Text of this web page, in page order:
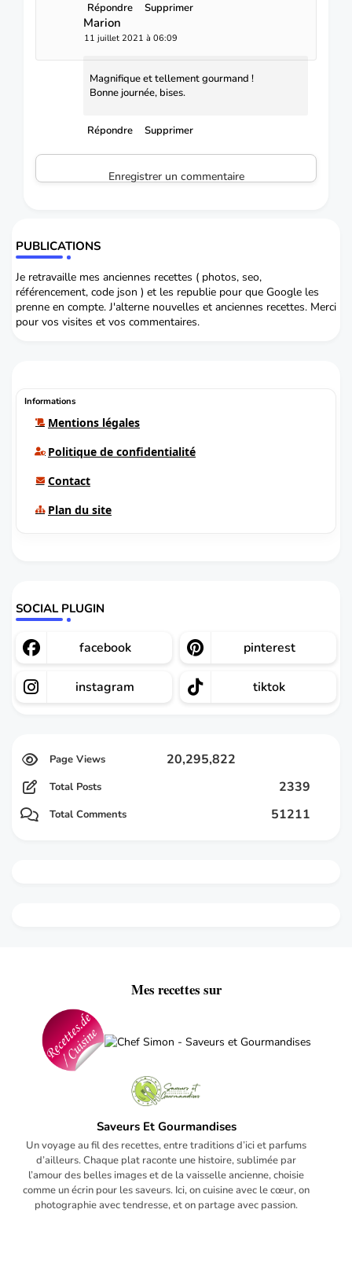
Répondre Supprimer
Marion
11 juillet 2021 à 06:09
Magnifique et tellement gourmand !
Bonne journée, bises.
Répondre Supprimer
Enregistrer un commentaire
PUBLICATIONS
Je retravaille mes anciennes recettes ( photos, seo,
référencement, code json ) et les republie pour que Google les
prenne en compte. J'alterne nouvelles et anciennes recettes. Merci
pour vos visites et vos commentaires.
Informations
Mentions légales
Politique de confidentialité
Contact
Plan du site
SOCIAL PLUGIN
facebook pinterest
instagram tiktok
20,295,822
Total Posts 2339
Total Comments 51211
Mes recettes sur
Saveurs Et Gourmandises
Un voyage au fil des recettes, entre traditions d’ici et parfums
d’ailleurs. Chaque plat raconte une histoire, sublimée par
l’amour des belles images et de la vaisselle ancienne, choisie
comme un écrin pour les saveurs. Ici, on cuisine avec le cœur, on
photographie avec tendresse, et on partage avec passion.